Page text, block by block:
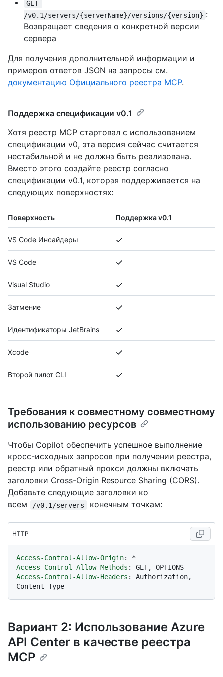
GET
/v0.1/servers/{serverName}/versions/{version} :
Возвращает сведения о конкретной версии
сервера
Для получения дополнительной информации и
примеров ответов JSON на запросы см.
документацию Официального реестра MCP.
Поддержка спецификации v0.1
Хотя реестр MCP стартовал с использованием
спецификации v0, эта версия сейчас считается
нестабильной и не должна быть реализована.
Вместо этого создайте реестр согласно
спецификации v0.1, которая поддерживается на
следующих поверхностях:
Поверхность Поддержка v0.1
VS Code Инсайдеры
VS Code
Visual Studio
Затмение
Идентификаторы JetBrains
Xcode
Второй пилот CLI
Требования к совместному совместному
использованию ресурсов
Чтобы Copilot обеспечить успешное выполнение
кросс-исходных запросов при получении реестра,
реестр или обратный прокси должны включать
заголовки Cross-Origin Resource Sharing (CORS).
Добавьте следующие заголовки ко
всем
/v0.1/servers конечным точкам:
HTTP
Access-Control-Allow-Origin:
Access-Control-Allow-Methods :
Access-Control-Allow-Headers : Authorization,
Вариант 2: Использование Azure
API Center в качестве реестра
MCP